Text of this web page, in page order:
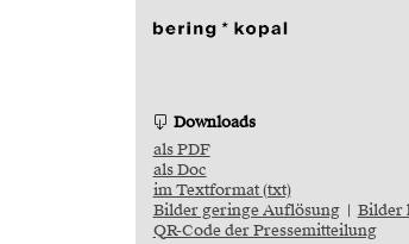
Downloads
als PDF
als Doc
im Textformat (txt)
Bilder geringe Auflösung| Bilder
QR-Code der Pressemitteilung